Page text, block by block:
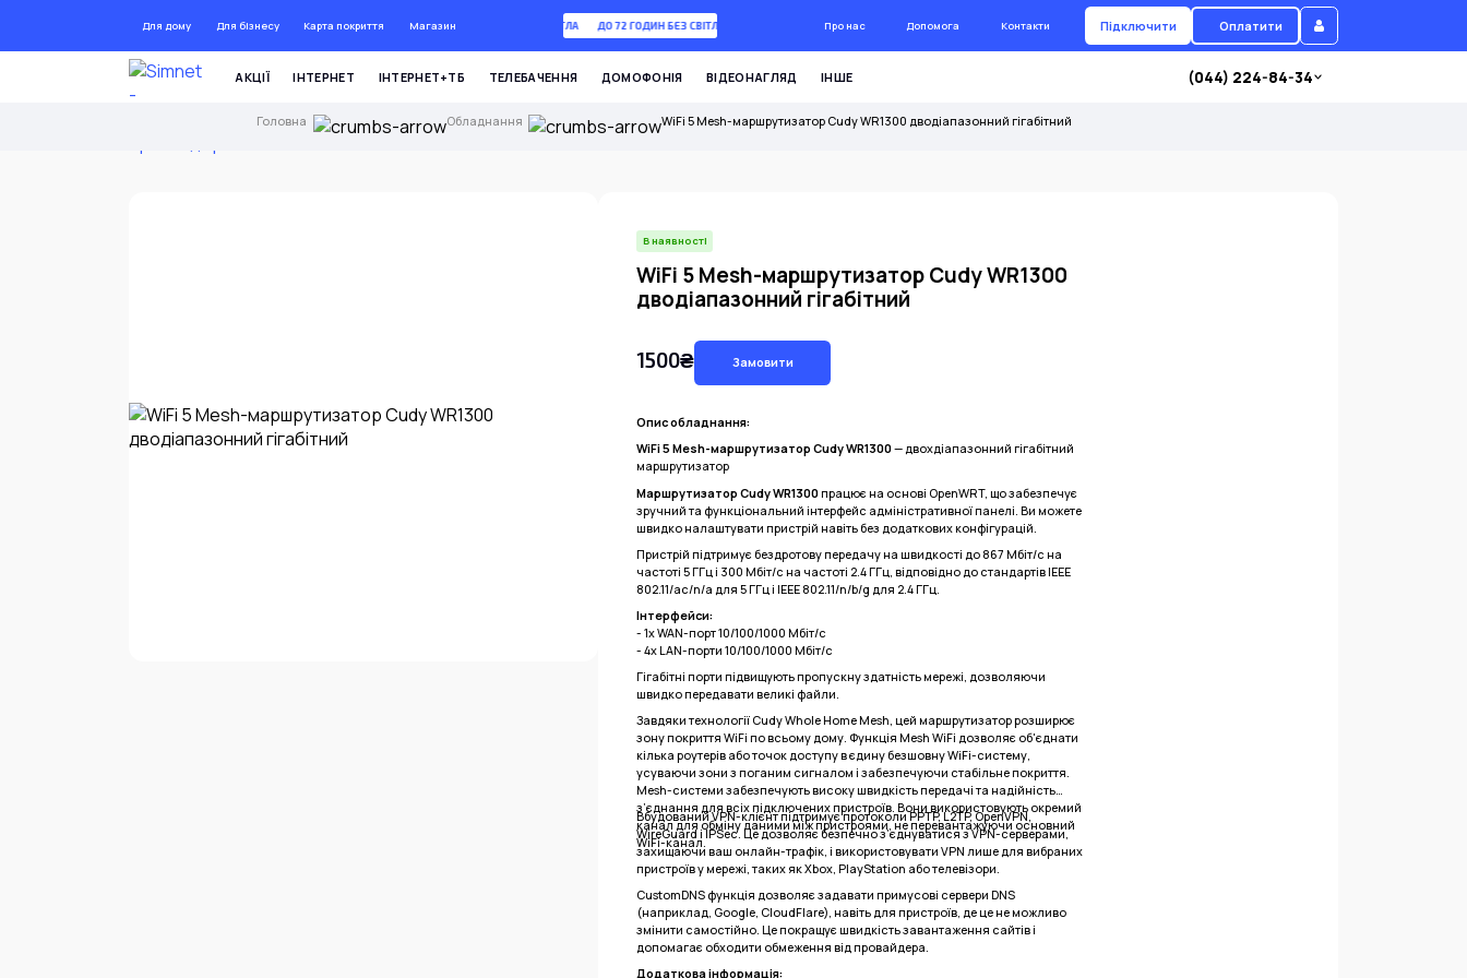
Для дому Для бізнесу Карта покриття МагазинДО 72 ГОДИН БЕЗ СВІТЛА ДО 72 ГОДИН БЕЗ СВІТЛА Про нас Допомога Контакти Підключити Оплатити
АКЦІЇ ІНТЕРНЕТ ІНТЕРНЕТ+ТБ ТЕЛЕБАЧЕННЯ ДОМОФОНІЯ ВІДЕОНАГЛЯД ІНШЕ (044) 224-84-34
Головна Обладнання WiFi 5 Mesh-маршрутизатор Cudy WR1300 дводіапазонний гігабітний
В наявності
WiFi 5 Mesh-маршрутизатор Cudy WR1300
дводіапазонний гігабітний
1500₴ Замовити
Опис обладнання:
WiFi 5 Mesh-маршрутизатор Cudy WR1300— двохдіапазонний гігабітний
маршрутизатор
Маршрутизатор Cudy WR1300працює на основі OpenWRT, що забезпечує
зручний та функціональний інтерфейс адміністративної панелі. Ви можете
швидко налаштувати пристрій навіть без додаткових конфігурацій.
Пристрій підтримує бездротову передачу на швидкості до 867 Мбіт/с на
частоті 5 ГГц і 300 Мбіт/с на частоті 2.4 ГГц, відповідно до стандартів IEEE
802.11/ac/n/a для 5 ГГц і IEEE 802.11/n/b/g для 2.4 ГГц.
Інтерфейси:
- 1x WAN-порт 10/100/1000 Мбіт/с
- 4x LAN-порти 10/100/1000 Мбіт/с
Гігабітні порти підвищують пропускну здатність мережі, дозволяючи
швидко передавати великі файли.
Завдяки технології Cudy Whole Home Mesh, цей маршрутизатор розширює
зону покриття WiFi по всьому дому. Функція Mesh WiFi дозволяє об'єднати
кілька роутерів або точок доступу в єдину безшовну WiFi-систему,
усуваючи зони з поганим сигналом і забезпечуючи стабільне покриття.
Mesh-системи забезпечують високу швидкість передачі та надійність
з’єднання для всіх підключених пристроїв. Вони використовують окремий
канал для обміну даними між пристроями, не перевантажуючи основний
WiFi-канал.
Вбудований VPN-клієнт підтримує протоколи PPTP, L2TP, OpenVPN,
WireGuard і IPSec. Це дозволяє безпечно з’єднуватися з VPN-серверами,
захищаючи ваш онлайн-трафік, і використовувати VPN лише для вибраних
пристроїв у мережі, таких як Xbox, PlayStation або телевізори.
CustomDNS функція дозволяє задавати примусові сервери DNS
(наприклад, Google, CloudFlare), навіть для пристроїв, де це не можливо
змінити самостійно. Це покращує швидкість завантаження сайтів і
допомагає обходити обмеження від провайдера.
Додаткова інформація: